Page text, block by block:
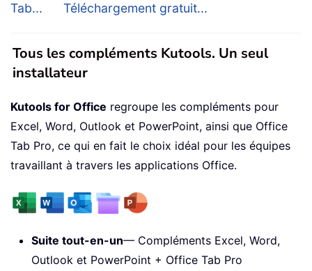
Tab...
Téléchargement gratuit...
Tous les compléments Kutools. Un seul
installateur
Kutools for Office regroupe les compléments pour
Excel, Word, Outlook et PowerPoint, ainsi que Office
Tab Pro, ce qui en fait le choix idéal pour les équipes
travaillant à travers les applications Office.
Suite tout-en-un— Compléments Excel, Word,
Outlook et PowerPoint + Office Tab Pro